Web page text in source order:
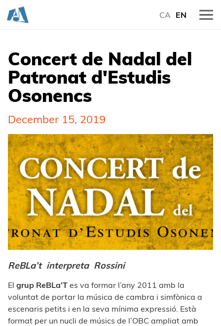
CA EN
Concert de Nadal del
Patronat d'Estudis
Osonencs
December 15, 2019
ReBLa’t interpreta Rossini
El grup ReBLa’T es va formar l’any 2011 amb la
voluntat de portar la música de cambra i simfònica a
escenaris petits i en la seva mínima expressió. Està
format per un nucli de músics de l’OBC ampliat amb